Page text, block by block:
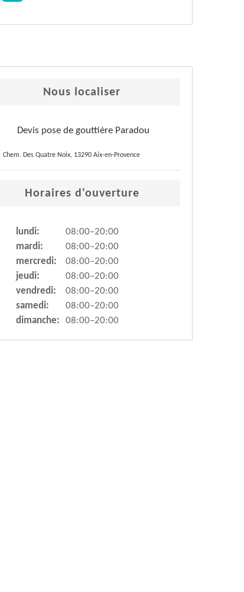
Nous localiser
Devis pose de gouttière Paradou
Chem. Des Quatre Noix, 13290 Aix-en-Provence
Horaires d'ouverture
lundi:
08:00–20:00
mardi:
08:00–20:00
mercredi:
08:00–20:00
jeudi:
08:00–20:00
vendredi:
08:00–20:00
samedi:
08:00–20:00
dimanche:
08:00–20:00